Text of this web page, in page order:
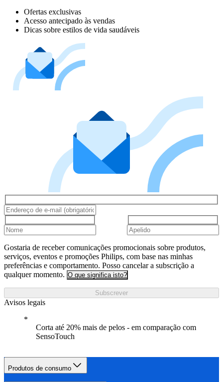
Ofertas exclusivas
Acesso antecipado às vendas
Dicas sobre estilos de vida saudáveis
Gostaria de receber comunicações promocionais sobre produtos,
serviços, eventos e promoções Philips, com base nas minhas
preferências e comportamento. Posso cancelar a subscrição a
qualquer momento. O que significa isto?
Subscrever
Avisos legais
Corta até 20% mais de pelos - em comparação com
SensoTouch
Produtos de consumo